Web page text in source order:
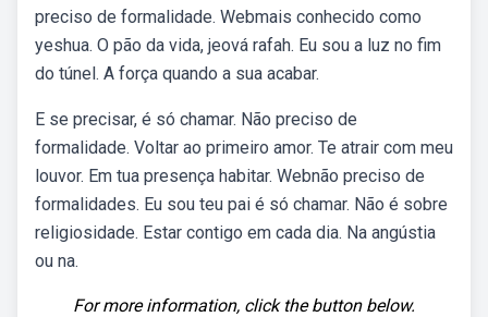
preciso de formalidade. Webmais conhecido como
yeshua. O pão da vida, jeová rafah. Eu sou a luz no fim
do túnel. A força quando a sua acabar.
E se precisar, é só chamar. Não preciso de
formalidade. Voltar ao primeiro amor. Te atrair com meu
louvor. Em tua presença habitar. Webnão preciso de
formalidades. Eu sou teu pai é só chamar. Não é sobre
religiosidade. Estar contigo em cada dia. Na angústia
ou na.
For more information, click the button below.